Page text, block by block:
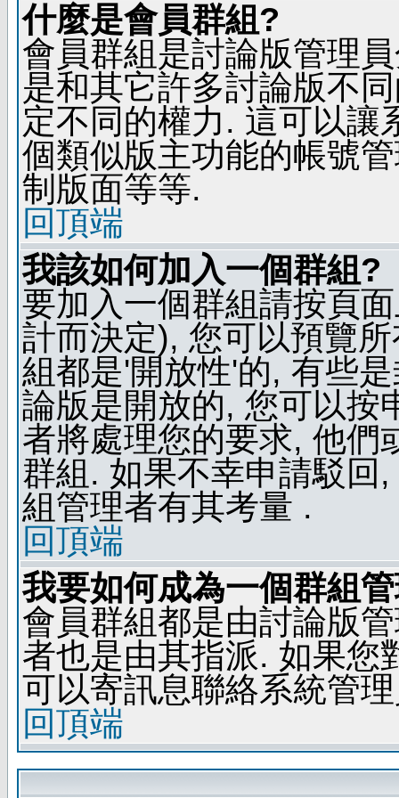
什麼是會員群組?
會員群組是討論版管理
是和其它許多討論版不
定不同的權力. 這可以讓
個類似版主功能的帳號
制版面等等.
回頂端
我該如何加入一個群組?
要加入一個群組請按頁
計而決定), 您可以預覽
組都是'開放性'的, 有些
論版是開放的, 您可以按
者將處理您的要求, 他們
群組. 如果不幸申請駁回
組管理者有其考量 .
回頂端
我要如何成為一個群組
會員群組都是由討論版
者也是由其指派. 如果您
可以寄訊息聯絡系統管
回頂端